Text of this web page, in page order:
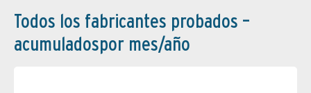
Todos los fabricantes probados –
acumuladospor mes/año